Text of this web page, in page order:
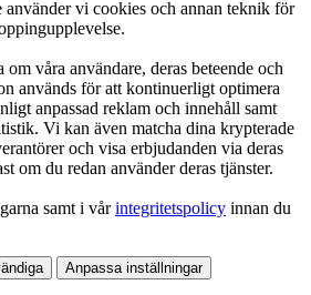
använder vi cookies och annan teknik för
våra användare, deras beteende och
används för att kontinuerligt optimera
anpassad reklam och innehåll samt
Vi kan även matcha dina krypterade
och visa erbjudanden via deras
om du redan använder deras tjänster.
samt i vårintegritetspolicy innan du
Anpassa inställningar